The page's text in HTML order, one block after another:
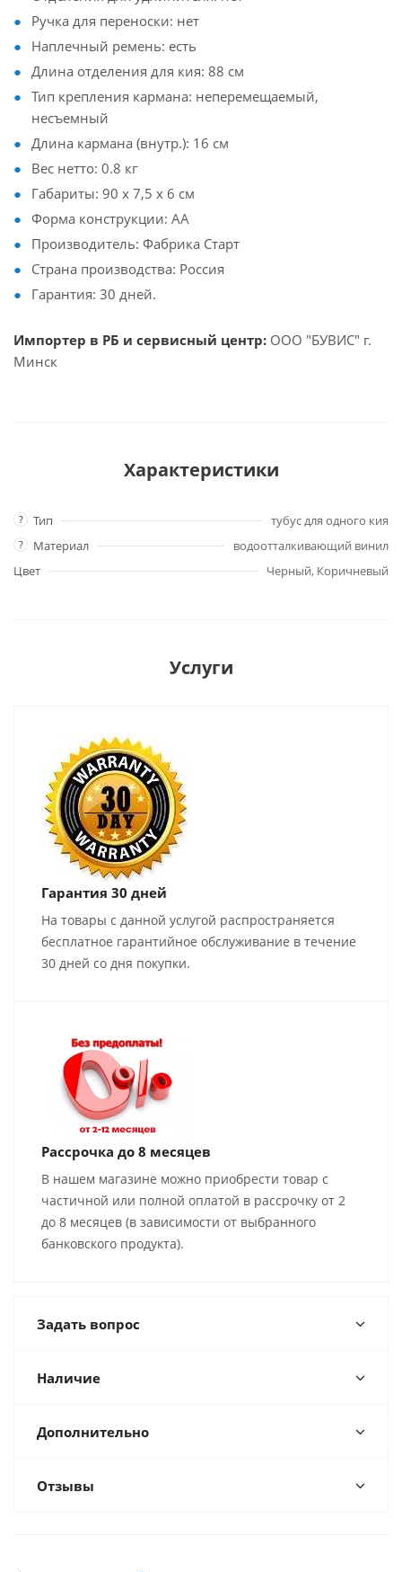
Ручка для переноски: нет
Наплечный ремень: есть
Длина отделения для кия: 88 см
Тип крепления кармана: неперемещаемый,
несъемный
Длина кармана (внутр.): 16 см
Вес нетто: 0.8 кг
Габариты: 90 x 7,5 x 6 см
Форма конструкции: АA
Производитель: Фабрика Старт
Страна производства: Россия
Гарантия: 30 дней.
Импортер в РБ и сервисный центр: ООО "БУВИС" г.
Минск
Характеристики
? Тип тубус для одного кия
? Материал
водоотталкивающий винил
Цвет
Черный, Коричневый
Услуги
Гарантия 30 дней
На товары с данной услугой распространяется
бесплатное гарантийное обслуживание в течение
30 дней со дня покупки.
Рассрочка до 8 месяцев
В нашем магазине можно приобрести товар с
частичной или полной оплатой в рассрочку от 2
до 8 месяцев (в зависимости от выбранного
банковского продукта).
Задать вопрос
Наличие
Дополнительно
Отзывы